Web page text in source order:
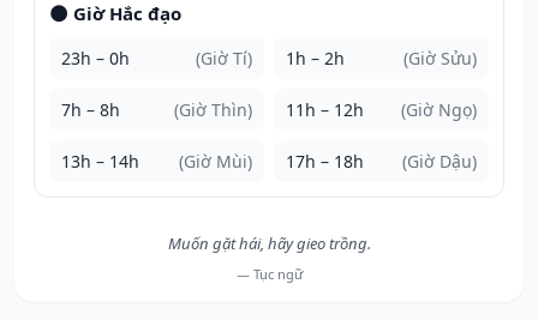
🌑 Giờ Hắc đạo
23h – 0h (Giờ Tí) 1h – 2h (Giờ Sửu)
7h – 8h (Giờ Thìn) 11h – 12h (Giờ Ngọ)
13h – 14h (Giờ Mùi) 17h – 18h (Giờ Dậu)
Muốn gặt hái, hãy gieo trồng.
— Tục ngữ